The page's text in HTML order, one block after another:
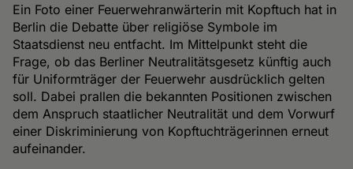
Ein Foto einer Feuerwehranwärterin mit Kopftuch hat in
Berlin die Debatte über religiöse Symbole im
Staatsdienst neu entfacht. Im Mittelpunkt steht die
Frage, ob das Berliner Neutralitätsgesetz künftig auch
für Uniformträger der Feuerwehr ausdrücklich gelten
soll. Dabei prallen die bekannten Positionen zwischen
dem Anspruch staatlicher Neutralität und dem Vorwurf
einer Diskriminierung von Kopftuchträgerinnen erneut
aufeinander.